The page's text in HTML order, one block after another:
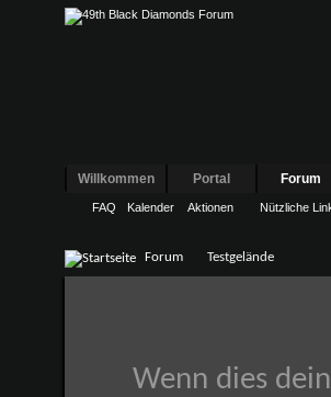
Willkommen Portal Forum
FAQ Kalender Aktionen Nützliche
Forum Testgelände
Wenn dies